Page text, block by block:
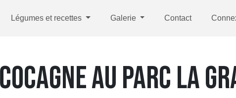
Légumes et recettes Galerie Contact
AU PARC LA